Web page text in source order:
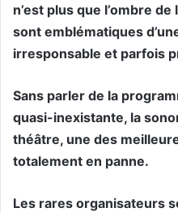
n’est plus que l’ombre
sont emblématiques
irresponsable et parfois
Sans parler de la
quasi-inexistante, la
théâtre, une des
totalement en panne.
Les rares organisateurs